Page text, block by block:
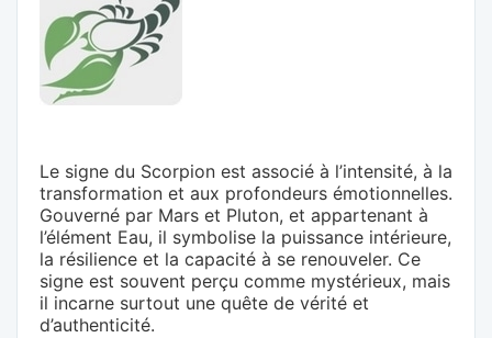
Le signe du Scorpion est associé à l’intensité, à la
transformation et aux profondeurs émotionnelles.
Gouverné par Mars et Pluton, et appartenant à
l’élément Eau, il symbolise la puissance intérieure,
la résilience et la capacité à se renouveler. Ce
signe est souvent perçu comme mystérieux, mais
il incarne surtout une quête de vérité et
d’authenticité.